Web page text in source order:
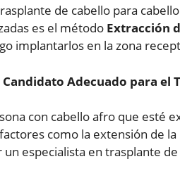
de cabello para
es el método Extracción
implantarlos en la zona
Candidato Adecuado para el
con cabello afro que esté
como la extensión de
un especialista en trasplante